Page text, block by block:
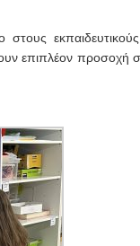
στους
επιπλέον προσοχή